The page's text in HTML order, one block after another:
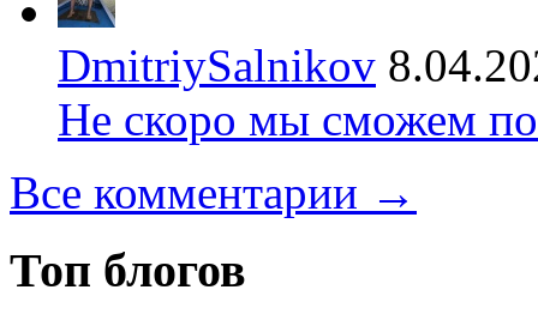
DmitriySalnikov
Не скоро мы сможем
Все комментарии →
Топ блогов